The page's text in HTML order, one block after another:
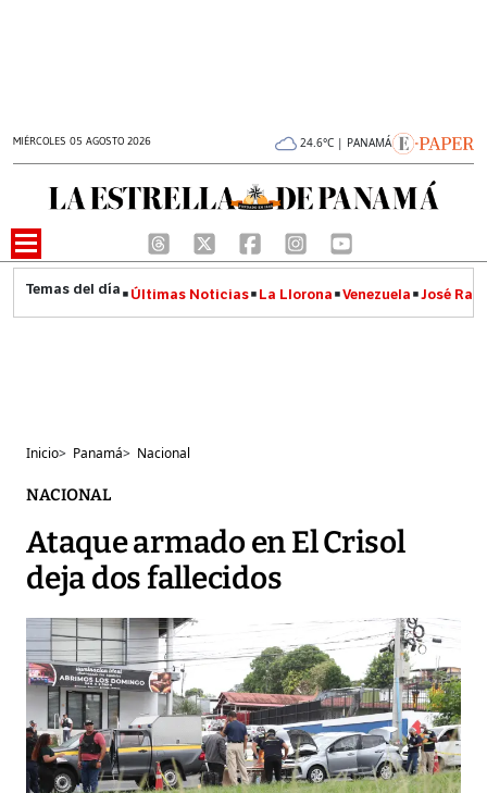
MIÉRCOLES 05 AGOSTO 2026 24.6°C | PANAMÁ
Últimas Noticias La Llorona Venezuela José
Inicio> Panamá> Nacional
NACIONAL
Ataque armado en El Crisol
deja dos fallecidos